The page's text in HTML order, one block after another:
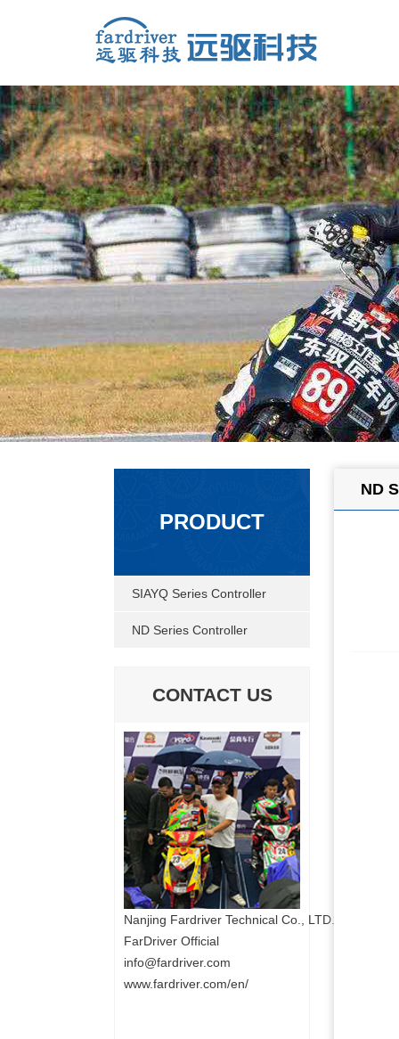
PRODUCT
SIAYQ Series Controller
ND Series Controller
CONTACT US
Nanjing Fardriver Technical Co., LTD.
FarDriver Official
info@fardriver.com
www.fardriver.com/en/
ND